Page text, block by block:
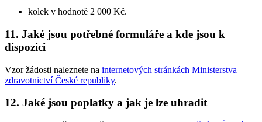
kolek v hodnotě 2 000 Kč.
11. Jaké jsou potřebné formuláře a kde jsou k
dispozici
Vzor žádosti naleznete na internetových stránkách Ministerstva
zdravotnictví České republiky.
12. Jaké jsou poplatky a jak je lze uhradit